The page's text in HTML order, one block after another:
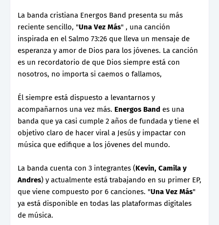
La banda cristiana Energos Band presenta su más
reciente sencillo, "Una Vez Más" , una canción
inspirada en el Salmo 73:26 que lleva un mensaje de
esperanza y amor de Dios para los jóvenes. La canción
es un recordatorio de que Dios siempre está con
nosotros, no importa si caemos o fallamos,
Él siempre está dispuesto a levantarnos y
acompañarnos una vez más. Energos Band es una
banda que ya casi cumple 2 años de fundada y tiene el
objetivo claro de hacer viral a Jesús y impactar con
música que edifique a los jóvenes del mundo.
La banda cuenta con 3 integrantes (Kevin, Camila y
Andres) y actualmente está trabajando en su primer EP,
que viene compuesto por 6 canciones. "Una Vez Más"
ya está disponible en todas las plataformas digitales
de música.